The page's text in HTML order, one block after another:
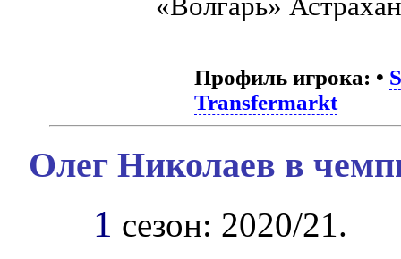
«Волгарь»
Профиль игрока: •
Transfermarkt
Олег Николаев в
1 сезон: 2020/21.